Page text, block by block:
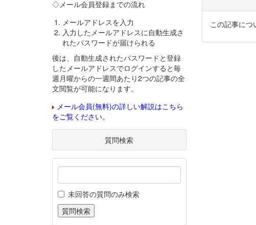
この記事につ
◇メール会員登録までの流れ
メールアドレスを入力
入力したメールアドレスに自動生成さ
れたパスワードが届けられる
後は、自動生成されたパスワードと登録
したメールアドレスでログインすると毎
週月曜からの一週間あたり2つの記事の全
文閲覧が可能になります。
メール会員(無料)の詳しい解説はこちら
をご覧ください。
質問検索
未回答の質問のみ検索